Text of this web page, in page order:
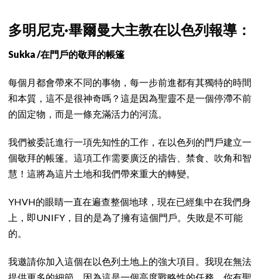
多明尼克·畢爾曼大主教在以色列報導：
Sukka /在門戶的敬拜的帳篷
每個月都會帶來不同的事物，每一步前進都有其獨特的時間
和本質，這不是很神奇嗎？這是因為聖靈不是一個停滯不前
的固定物，而是一條充滿活力的河流。
我們被委託進行一項先知性的工作，在以色列的門戶建立一
個敬拜的帳篷。這項工作需要廣泛的禱告、禁食、吹角和智
慧！這將為這片土地和我們帶來重大的轉變。
YHVH的眼睛一直在遍查整個地球，現在已經集中在我們身
上，即UNIFY，目的是為了擁有這個門戶。失敗是不可能
的。
我邀請你加入這個在以色列土地上的強大項目。我現在無法